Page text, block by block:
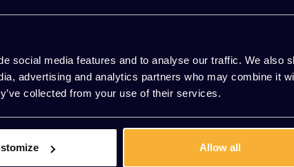
social media features and to analyse our traffic. We also
advertising and analytics partners who may combine it
collected from your use of their services.
Allow all
stevige constructie, vervaardigd uit hoogwaardig metaal,
alleen je werkkleding en accessoires netjes houdt, maar
van helmen of gereedschap, terwijl de andere kant
aan jouw specifieke opslagbehoeften. Bovendien kun je